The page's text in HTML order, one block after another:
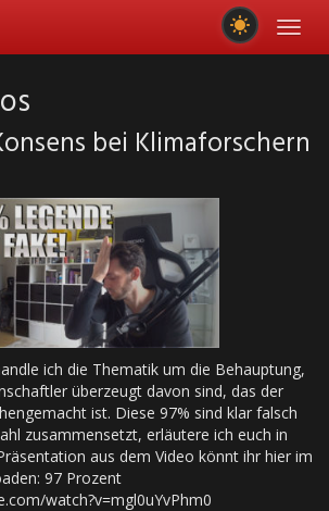
bei Klimaforschern
ich die Thematik um die Behauptung,
überzeugt davon sind, das der
ist. Diese 97% sind klar falsch
zusammensetzt, erläutere ich euch in
aus dem Video könnt ihr hier im
97 Prozent
watch?v=mgl0uYvPhm0